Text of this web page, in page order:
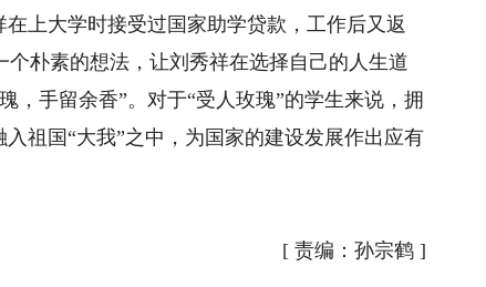
上大学时接受过国家助学贷款，工作后又返
朴素的想法，让刘秀祥在选择自己的人生道
，手留余香”。对于“受人玫瑰”的学生来说，拥
祖国“大我”之中，为国家的建设发展作出应有
[ 责编：孙宗鹤]